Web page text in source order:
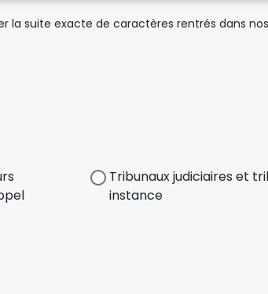
suite exacte de caractères rentrés dans
Tribunaux judiciaires et
instance